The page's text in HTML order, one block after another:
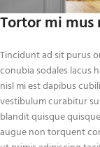
Tortor mi mus
Tincidunt ad sit purus
conubia sodales lacus
nisl mi est dapibus
vestibulum curabitur
blandit quisque
augue non torquent